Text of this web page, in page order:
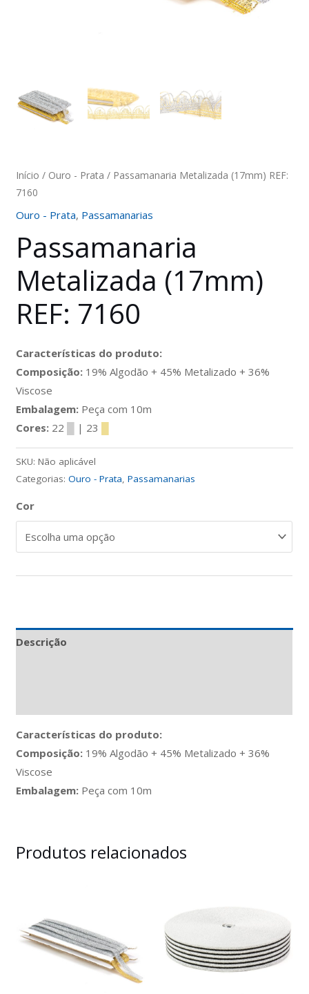
Início / Ouro - Prata / Passamanaria Metalizada (17mm) REF:
7160
Ouro - Prata, Passamanarias
Passamanaria
Metalizada (17mm)
REF: 7160
Características do produto:
Composição: 19% Algodão + 45% Metalizado + 36%
Viscose
Embalagem: Peça com 10m
Cores: 22 | 23
SKU:Não aplicável
Categorias:Ouro - Prata,Passamanarias
Cor
Descrição
Características do produto:
Composição: 19% Algodão + 45% Metalizado + 36%
Viscose
Embalagem: Peça com 10m
Produtos relacionados